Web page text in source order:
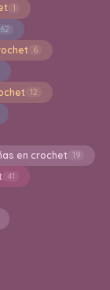
1
62
6
12
en crochet 19
41